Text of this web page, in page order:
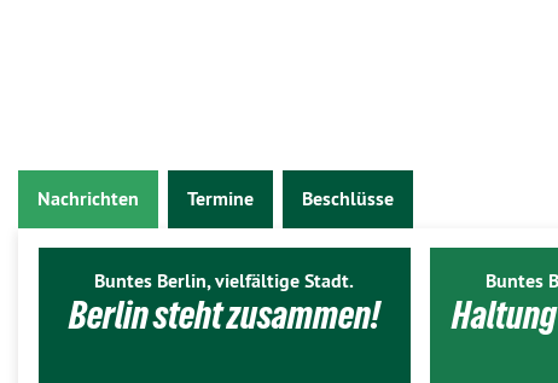
Nachrichten Termine Beschlüsse
Buntes Berlin, vielfältige Stadt.
Berlin steht zusammen!
Buntes